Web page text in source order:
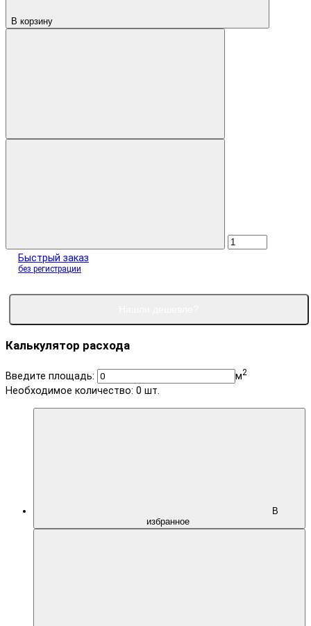
В корзину
Быстрый заказ
без регистрации
Калькулятор расхода
Введите площадь: м2
Необходимое количество: 0 шт.
В
избранное